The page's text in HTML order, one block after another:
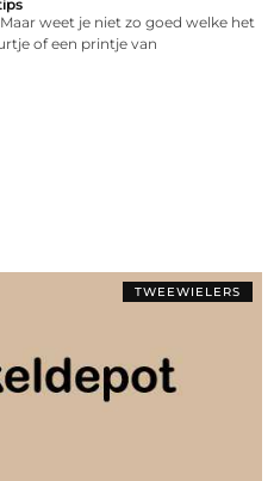
weet je niet zo goed welke het
of een printje van
TWEEWIELERS